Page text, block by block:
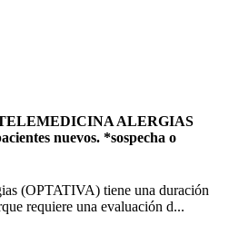
ALERGIAS
nuevos. *sospecha o
(OPTATIVA) tiene una duración
requiere una evaluación d...